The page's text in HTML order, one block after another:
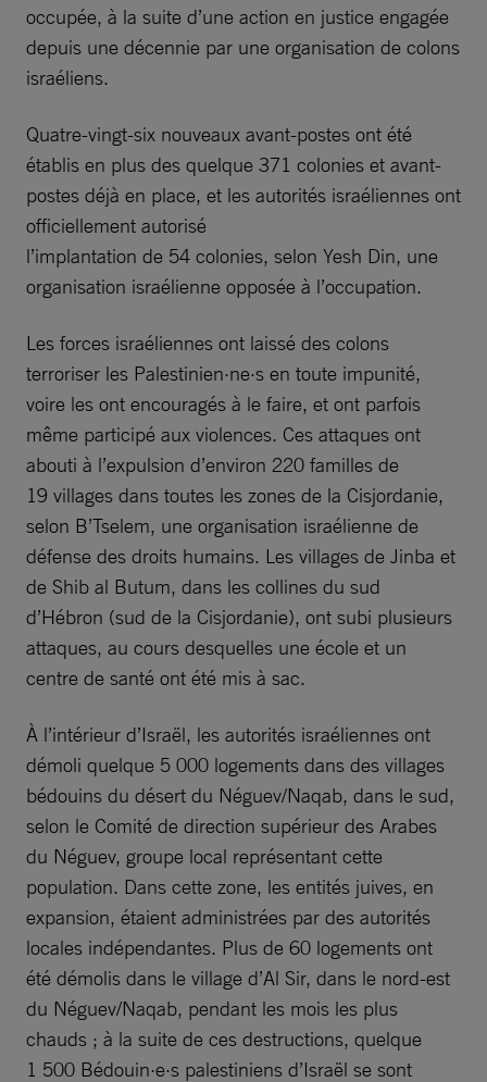
occupée, à la suite d’une action en justice engagée
depuis une décennie par une organisation de colons
israéliens.
Quatre-vingt-six nouveaux avant-postes ont été
établis en plus des quelque 371 colonies et avant-
postes déjà en place, et les autorités israéliennes ont
officiellement autorisé
l’implantation de 54 colonies, selon Yesh Din, une
organisation israélienne opposée à l’occupation.
Les forces israéliennes ont laissé des colons
terroriser les Palestinien·ne·s en toute impunité,
voire les ont encouragés à le faire, et ont parfois
même participé aux violences. Ces attaques ont
abouti à l’expulsion d’environ 220 familles de
19 villages dans toutes les zones de la Cisjordanie,
selon B’Tselem, une organisation israélienne de
défense des droits humains. Les villages de Jinba et
de Shib al Butum, dans les collines du sud
d’Hébron (sud de la Cisjordanie), ont subi plusieurs
attaques, au cours desquelles une école et un
centre de santé ont été mis à sac.
À l’intérieur d’Israël, les autorités israéliennes ont
démoli quelque 5 000 logements dans des villages
bédouins du désert du Néguev/Naqab, dans le sud,
selon le Comité de direction supérieur des Arabes
du Néguev, groupe local représentant cette
population. Dans cette zone, les entités juives, en
expansion, étaient administrées par des autorités
locales indépendantes. Plus de 60 logements ont
été démolis dans le village d’Al Sir, dans le nord-est
du Néguev/Naqab, pendant les mois les plus
chauds ; à la suite de ces destructions, quelque
1 500 Bédouin·e·s palestiniens d’Israël se sont